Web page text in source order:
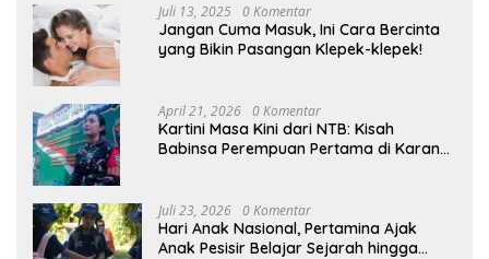
Juli 13, 2025 0 Komentar
Jangan Cuma Masuk, Ini Cara Bercinta
yang Bikin Pasangan Klepek-klepek!
April 21, 2026 0 Komentar
Kartini Masa Kini dari NTB: Kisah
Babinsa Perempuan Pertama di Karang
Juli 23, 2026 0 Komentar
Hari Anak Nasional, Pertamina Ajak
Anak Pesisir Belajar Sejarah hingga